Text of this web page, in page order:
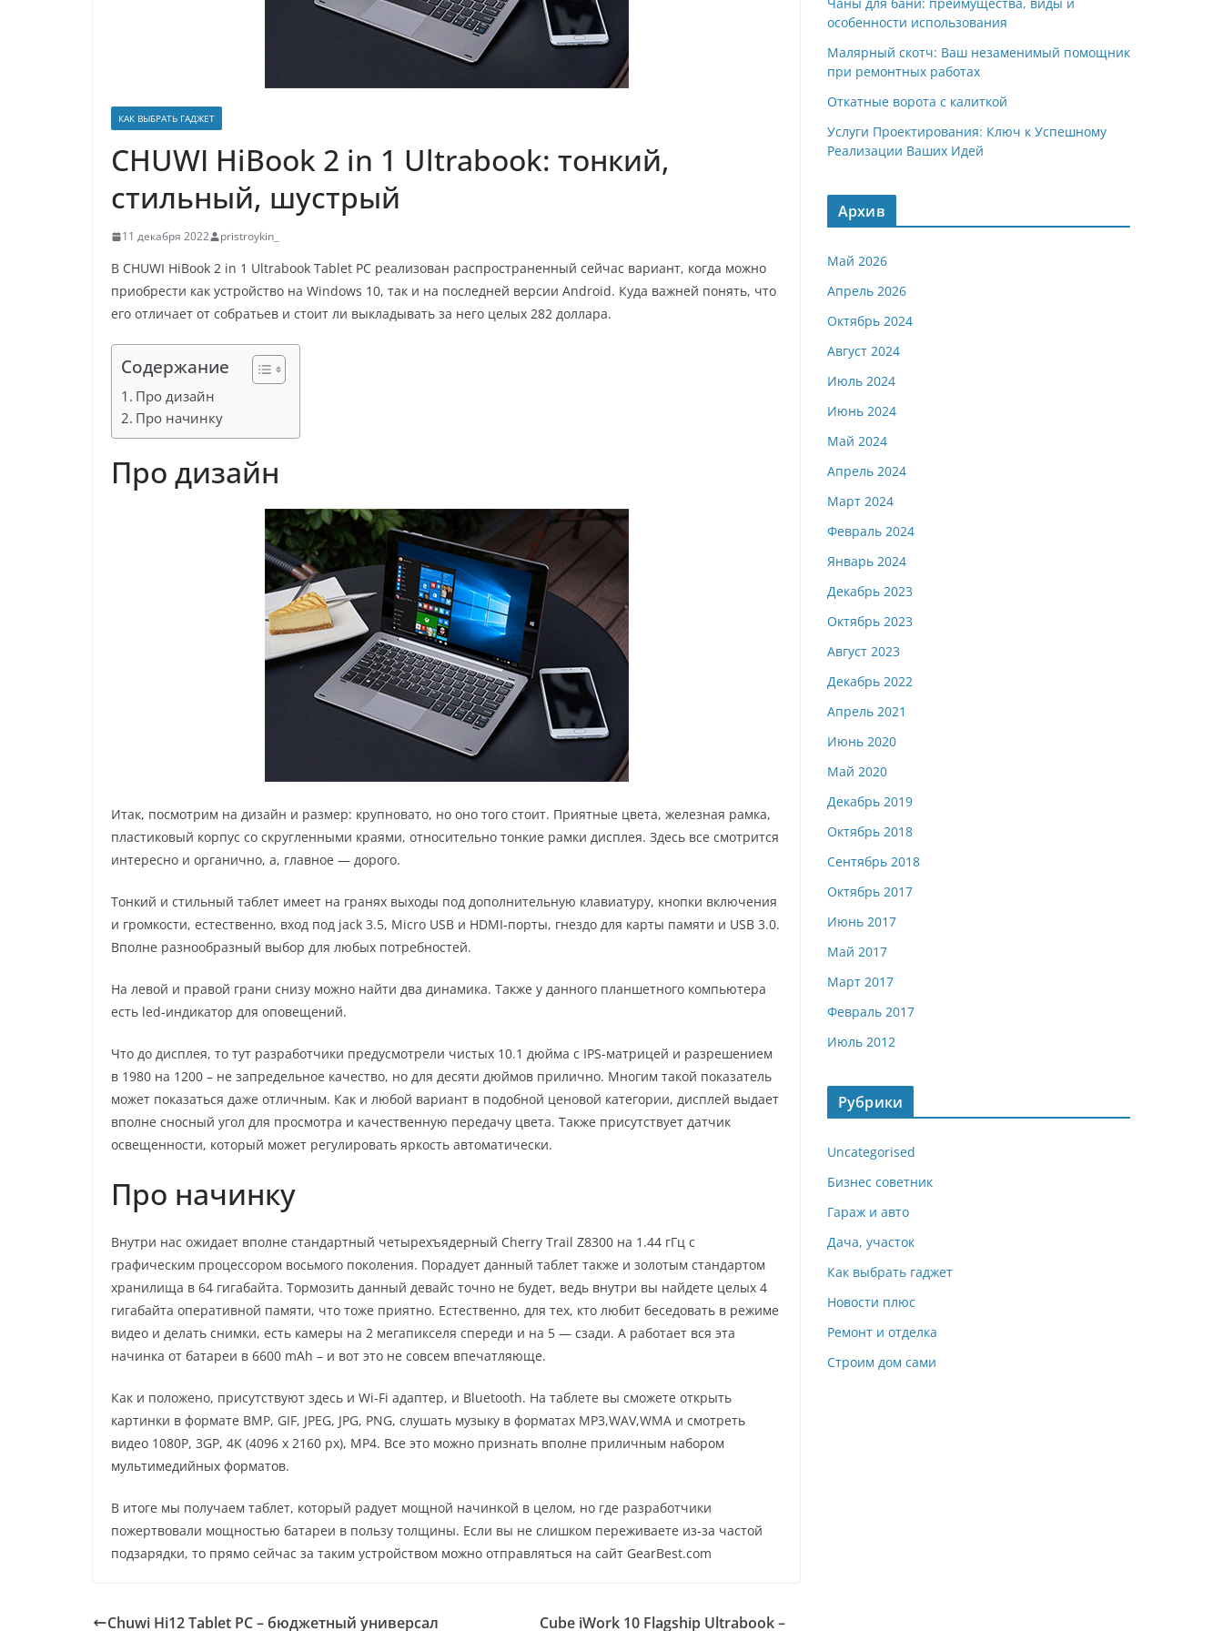
КАК ВЫБРАТЬ ГАДЖЕТ
CHUWI HiBook 2 in 1 Ultrabook: тонкий,
стильный, шустрый
11 декабря 2022 pristroykin_
В CHUWI HiBook 2 in 1 Ultrabook Tablet PC реализован распространенный сейчас вариант, когда можно
приобрести как устройство на Windows 10, так и на последней версии Android. Куда важней понять, что
его отличает от собратьев и стоит ли выкладывать за него целых 282 доллара.
Содержание
Про дизайн
Про начинку
Про дизайн
Итак, посмотрим на дизайн и размер: крупновато, но оно того стоит. Приятные цвета, железная рамка,
пластиковый корпус со скругленными краями, относительно тонкие рамки дисплея. Здесь все смотрится
интересно и органично, а, главное — дорого.
Тонкий и стильный таблет имеет на гранях выходы под дополнительную клавиатуру, кнопки включения
и громкости, естественно, вход под jack 3.5, Micro USB и HDMI-порты, гнездо для карты памяти и USB 3.0.
Вполне разнообразный выбор для любых потребностей.
На левой и правой грани снизу можно найти два динамика. Также у данного планшетного компьютера
есть led-индикатор для оповещений.
Что до дисплея, то тут разработчики предусмотрели чистых 10.1 дюйма с IPS-матрицей и разрешением
в 1980 на 1200 – не запредельное качество, но для десяти дюймов прилично. Многим такой показатель
может показаться даже отличным. Как и любой вариант в подобной ценовой категории, дисплей выдает
вполне сносный угол для просмотра и качественную передачу цвета. Также присутствует датчик
освещенности, который может регулировать яркость автоматически.
Про начинку
Внутри нас ожидает вполне стандартный четырехъядерный Cherry Trail Z8300 на 1.44 гГц с
графическим процессором восьмого поколения. Порадует данный таблет также и золотым стандартом
хранилища в 64 гигабайта. Тормозить данный девайс точно не будет, ведь внутри вы найдете целых 4
гигабайта оперативной памяти, что тоже приятно. Естественно, для тех, кто любит беседовать в режиме
видео и делать снимки, есть камеры на 2 мегапикселя спереди и на 5 — сзади. А работает вся эта
начинка от батареи в 6600 mAh – и вот это не совсем впечатляюще.
Как и положено, присутствуют здесь и Wi-Fi адаптер, и Bluetooth. На таблете вы сможете открыть
картинки в формате BMP, GIF, JPEG, JPG, PNG, слушать музыку в форматах MP3,WAV,WMA и смотреть
видео 1080P, 3GP, 4K (4096 x 2160 px), MP4. Все это можно признать вполне приличным набором
мультимедийных форматов.
В итоге мы получаем таблет, который радует мощной начинкой в целом, но где разработчики
пожертвовали мощностью батареи в пользу толщины. Если вы не слишком переживаете из-за частой
подзарядки, то прямо сейчас за таким устройством можно отправляться на сайт GearBest.com
Chuwi Hi12 Tablet PC – бюджетный универсал Cube iWork 10 Flagship Ultrabook –
особенности использования
Малярный скотч: Ваш незаменимый помощник
при ремонтных работах
Откатные ворота с калиткой
Услуги Проектирования: Ключ к Успешному
Реализации Ваших Идей
Архив
Май 2026
Апрель 2026
Октябрь 2024
Август 2024
Июль 2024
Июнь 2024
Май 2024
Апрель 2024
Март 2024
Февраль 2024
Январь 2024
Декабрь 2023
Октябрь 2023
Август 2023
Декабрь 2022
Апрель 2021
Июнь 2020
Май 2020
Декабрь 2019
Октябрь 2018
Сентябрь 2018
Октябрь 2017
Июнь 2017
Май 2017
Март 2017
Февраль 2017
Июль 2012
Рубрики
Uncategorised
Бизнес советник
Гараж и авто
Дача, участок
Как выбрать гаджет
Новости плюс
Ремонт и отделка
Строим дом сами